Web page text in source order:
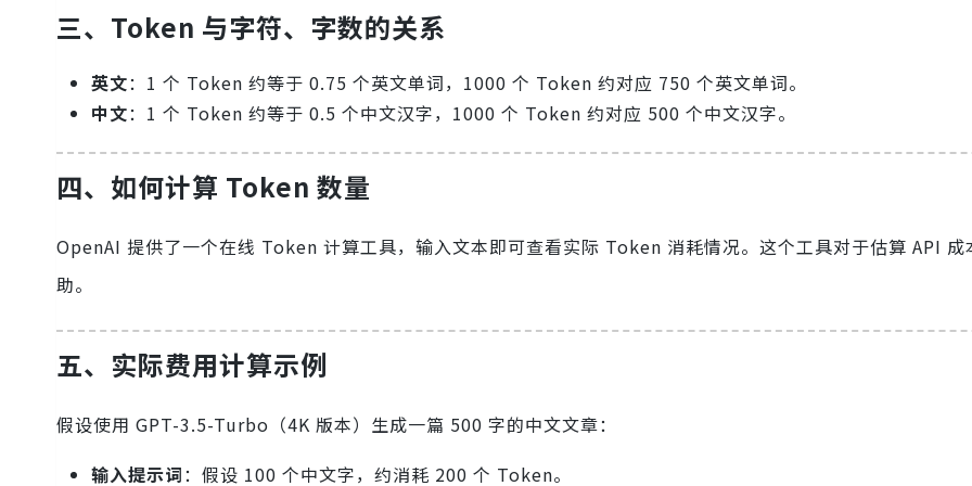
三、Token 与字符、字数的关系
英文：1 个 Token 约等于 0.75 个英文单词，1000 个 Token 约对应 750 个英文单词。
中文：1 个 Token 约等于 0.5 个中文汉字，1000 个 Token 约对应 500 个中文汉字。
四、如何计算 Token 数量
OpenAI 提供了一个在线 Token 计算工具，输入文本即可查看实际 Token 消耗情况。这个工具对于估算 API 成
助。
五、实际费用计算示例
假设使用 GPT-3.5-Turbo（4K 版本）生成一篇 500 字的中文文章：
输入提示词：假设 100 个中文字，约消耗 200 个 Token。